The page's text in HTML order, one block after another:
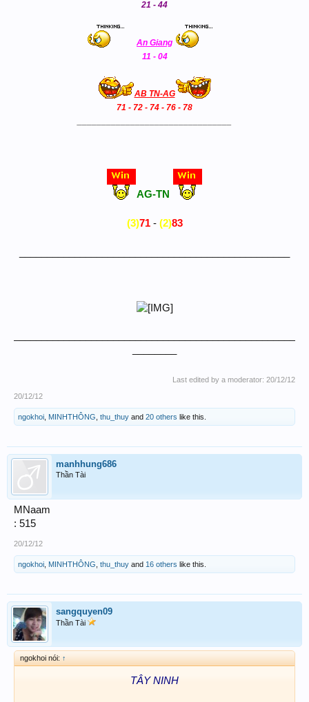
21 - 44
An Giang
11 - 04
AB TN-AG
71 - 72 - 74 - 76 - 78
AG-TN
(3)71- (2)83
Last edited by a moderator: 20/12/12
20/12/12
ngokhoi MINHTHÔNG thu_thuy and 20 others like this.
manhhung686
Thần Tài
MNaam
: 515
20/12/12
ngokhoi MINHTHÔNG thu_thuy and 16 others like this.
sangquyen09
Thần Tài
ngokhoi nói: ↑
TÂY NINH